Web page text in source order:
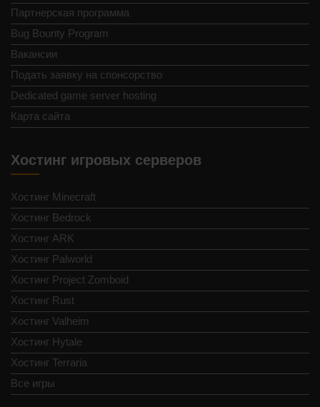
Партнерская программа
Bug Bounty Program
Вакансии
Подать заявку на спонсорство
Dedicated game server hosting
Карта сайта
Хостинг игровых серверов
Хостинг Minecraft
Хостинг Bedrock
Хостинг ARK
Хостинг Palworld
Хостинг Project Zomboid
Хостинг Rust
Хостинг Valheim
Хостинг Hytale
Хостинг Terraria
Все игры